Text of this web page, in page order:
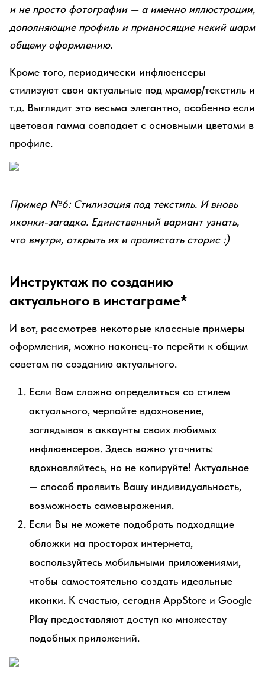
и не просто фотографии —а именно иллюстрации,
дополняющие профиль и привносящие некий шарм
общему оформлению.
Кроме того, периодически инфлюенсеры
стилизуют свои актуальные под мрамор/текстиль и
т.д. Выглядит это весьма элегантно, особенно если
цветовая гамма совпадает с основными цветами в
профиле.
Пример №6: Стилизация под текстиль. И вновь
иконки-загадка. Единственный вариант узнать,
что внутри, открыть их и пролистать сторис :)
Инструктаж по созданию
актуального в инстаграме*
И вот, рассмотрев некоторые классные примеры
оформления, можно наконец-то перейти к общим
советам по созданию актуального.
Если Вам сложно определиться со стилем
актуального, черпайте вдохновение,
заглядывая в аккаунты своих любимых
инфлюенсеров. Здесь важно уточнить:
вдохновляйтесь, но не копируйте! Актуальное
— способ проявить Вашу индивидуальность,
возможность самовыражения.
Если Вы не можете подобрать подходящие
обложки на просторах интернета,
воспользуйтесь мобильными приложениями,
чтобы самостоятельно создать идеальные
иконки. К счастью, сегодня AppStore и Google
Play предоставляют доступ ко множеству
подобных приложений.